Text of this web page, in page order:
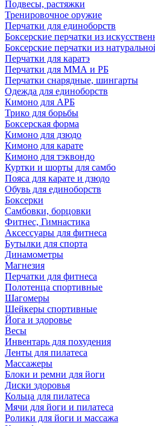
Подвесы, растяжки
Тренировочное оружие
Перчатки для единоборств
Боксерские перчатки из
Боксерские перчатки из
Перчатки для каратэ
Перчатки для ММА и РБ
Перчатки снарядные, шингарты
Одежда для единоборств
Кимоно для АРБ
Трико для борьбы
Боксерская форма
Кимоно для дзюдо
Кимоно для карате
Кимоно для тэквондо
Куртки и шорты для самбо
Пояса для карате и дзюдо
Обувь для единоборств
Боксерки
Самбовки, борцовки
Фитнес, Гимнастика
Аксессуары для фитнеса
Бутылки для спорта
Динамометры
Магнезия
Перчатки для фитнеса
Полотенца спортивные
Шагомеры
Шейкеры спортивные
Йога и здоровье
Весы
Инвентарь для похудения
Ленты для пилатеса
Массажеры
Блоки и ремни для йоги
Диски здоровья
Кольца для пилатеса
Мячи для йоги и пилатеса
Ролики для йоги и массажа